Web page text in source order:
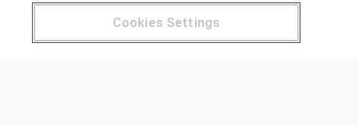
Pide más información al centro
¿Tienes alguna duda? 900 264 357
CENTROS DE FORMACIÓN
Publicar cursos
Cookies Settings